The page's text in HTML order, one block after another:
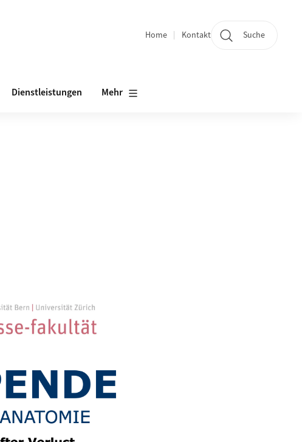
Quicklinks
Home Kontakt Suche
Dienstleistungen Mehr